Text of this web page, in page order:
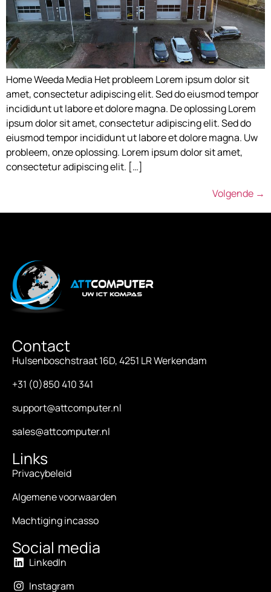
Home Weeda Media Het probleem Lorem ipsum dolor sit
amet, consectetur adipiscing elit. Sed do eiusmod tempor
incididunt ut labore et dolore magna. De oplossing Lorem
ipsum dolor sit amet, consectetur adipiscing elit. Sed do
eiusmod tempor incididunt ut labore et dolore magna. Uw
probleem, onze oplossing. Lorem ipsum dolor sit amet,
consectetur adipiscing elit. […]
Volgende →
Contact
Hulsenboschstraat 16D, 4251 LR Werkendam
+31 (0)850 410 341
support@attcomputer.nl
sales@attcomputer.nl
Links
Privacybeleid
Algemene voorwaarden
Machtiging incasso
Social media
LinkedIn
Instagram